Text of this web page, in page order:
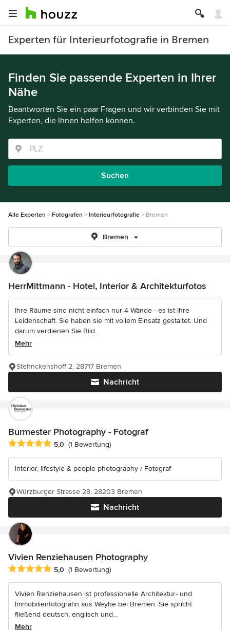
Experten für Interieurfotografie in Bremen
Finden Sie passende Experten in Ihrer
Nähe
Beantworten Sie ein paar Fragen und wir verbinden Sie mit
Experten, die Ihnen helfen können.
Suchen
Alle Experten Fotografen Interieurfotografie Bremen
Bremen
HerrMittmann - Hotel, Interior & Architekturfotos
Ihre Räume sind nicht einfach nur 4 Wände - es ist Ihre
Leidenschaft. Sie haben sie mit vollem Einsatz gestaltet. Und
darum verdienen Sie Bild...
Mehr
Nachricht
Stehnckenshoff 2, 28717 Bremen
Burmester Photography - Fotograf
Durchschnittliche Bewertung: 5 von 5 Sternen
5,0 (1 Bewertung)
interior, lifestyle & people photography / Fotograf
Nachricht
Würzburger Strasse 28, 28203 Bremen
Vivien Renziehausen Photography
Durchschnittliche Bewertung: 5 von 5 Sternen
5,0 (1 Bewertung)
Vivien Renziehausen ist professionelle Architektur- und
Immobilienfotografin aus Weyhe bei Bremen. Sie spricht
fließend deutsch, englisch und...
Mehr